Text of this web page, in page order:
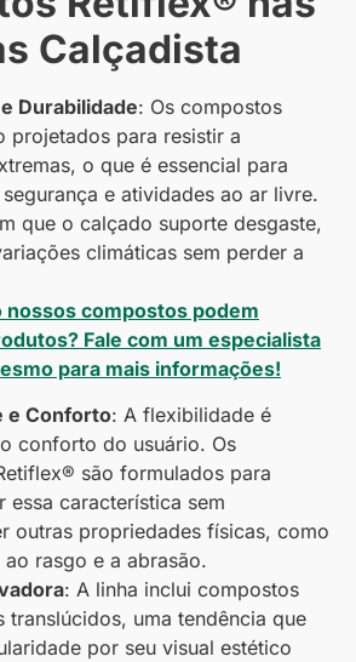
Calçadista
Durabilidade: Os compostos
projetados para resistir a
o que é essencial para
e atividades ao ar livre.
que o calçado suporte desgaste,
climáticas sem perder a
nossos compostos podem
Fale com um especialista
para mais informações!
e Conforto: A flexibilidade é
conforto do usuário. Os
são formulados para
essa característica sem
outras propriedades físicas, como
ao rasgo e a abrasão.
: A linha inclui compostos
translúcidos, uma tendência que
por seu visual estético